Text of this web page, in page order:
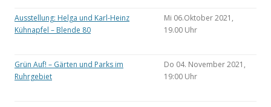
Ausstellung: Helga und Karl-Heinz
Kühnapfel – Blende 80
Mi 06.Oktober 2021,
19.00 Uhr
Grün Auf! – Gärten und Parks im
Ruhrgebiet
Do 04. November 2021,
19:00 Uhr